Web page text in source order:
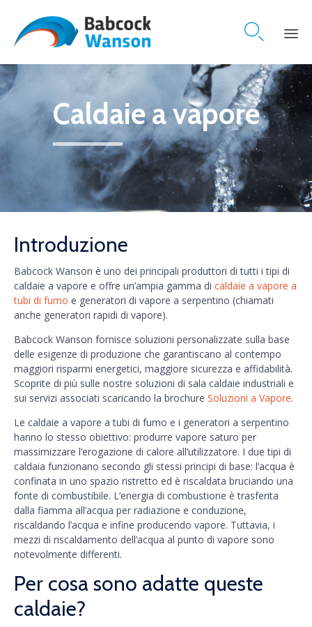

content
Caldaie a vapore
Introduzione
Babcock Wanson è uno dei principali produttori di tutti i tipi di
caldaie a vapore e offre un’ampia gamma di caldaie a vapore a
tubi di fumo e generatori di vapore a serpentino (chiamati
anche generatori rapidi di vapore).
Babcock Wanson fornisce soluzioni personalizzate sulla base
delle esigenze di produzione che garantiscano al contempo
maggiori risparmi energetici, maggiore sicurezza e affidabilità.
Scoprite di più sulle nostre soluzioni di sala caldaie industriali e
sui servizi associati scaricando la brochure Soluzioni a Vapore.
Le caldaie a vapore a tubi di fumo e i generatori a serpentino
hanno lo stesso obiettivo: produrre vapore saturo per
massimizzare l’erogazione di calore all’utilizzatore. I due tipi di
caldaia funzionano secondo gli stessi principi di base: l’acqua è
confinata in uno spazio ristretto ed è riscaldata bruciando una
fonte di combustibile. L’energia di combustione è trasferita
dalla fiamma all’acqua per radiazione e conduzione,
riscaldando l’acqua e infine producendo vapore. Tuttavia, i
mezzi di riscaldamento dell’acqua al punto di vapore sono
notevolmente differenti.
Per cosa sono adatte queste
caldaie?